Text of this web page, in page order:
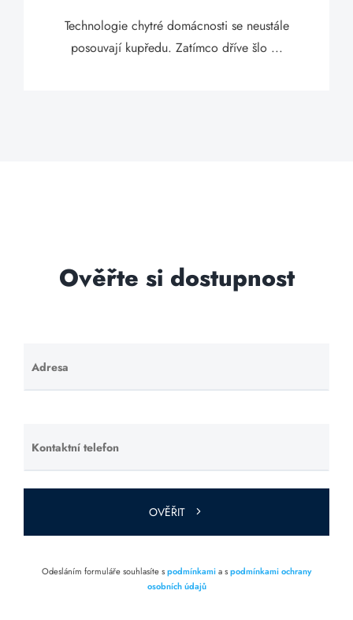
Technologie chytré domácnosti se neustále
posouvají kupředu. Zatímco dříve šlo ...
Ověřte si dostupnost
Adresa
Ponechte
toto pole
Kontaktní telefon
Ponechte
toto pole
prázdné.
OVĚŘIT
Odesláním formuláře souhlasíte spodmínkamia spodmínkami ochrany
osobních údajů